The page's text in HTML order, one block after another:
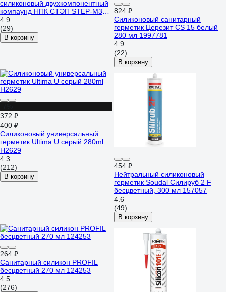
силиконовый двухкомпонентный
компаунд НПК СТЭП STEP-M3
0,5 кг 00-00001177
4.9
(29)
В корзину
824 ₽
Силиконовый санитарный
герметик Церезит CS 15 белый
280 мл 1997781
4.9
(22)
В корзину
372 ₽
400 ₽
Силиконовый универсальный
герметик Ultima U серый 280ml
H2629
4.3
(212)
В корзину
454 ₽
Нейтральный силиконовый
герметик Soudal Силируб 2 F
бесцветный, 300 мл 157057
4.6
(49)
В корзину
264 ₽
Санитарный силикон PROFIL
бесцветный 270 мл 124253
4.5
(276)